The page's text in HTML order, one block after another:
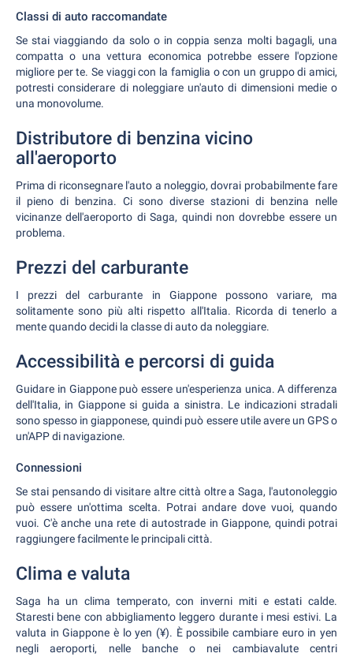
Classi di auto raccomandate
Se stai viaggiando da solo o in coppia senza molti bagagli, una
compatta o una vettura economica potrebbe essere l'opzione
migliore per te. Se viaggi con la famiglia o con un gruppo di amici,
potresti considerare di noleggiare un'auto di dimensioni medie o
una monovolume.
Distributore di benzina vicino
all'aeroporto
Prima di riconsegnare l'auto a noleggio, dovrai probabilmente fare
il pieno di benzina. Ci sono diverse stazioni di benzina nelle
vicinanze dell'aeroporto di Saga, quindi non dovrebbe essere un
problema.
Prezzi del carburante
I prezzi del carburante in Giappone possono variare, ma
solitamente sono più alti rispetto all'Italia. Ricorda di tenerlo a
mente quando decidi la classe di auto da noleggiare.
Accessibilità e percorsi di guida
Guidare in Giappone può essere un'esperienza unica. A differenza
dell'Italia, in Giappone si guida a sinistra. Le indicazioni stradali
sono spesso in giapponese, quindi può essere utile avere un GPS o
un'APP di navigazione.
Connessioni
Se stai pensando di visitare altre città oltre a Saga, l'autonoleggio
può essere un'ottima scelta. Potrai andare dove vuoi, quando
vuoi. C'è anche una rete di autostrade in Giappone, quindi potrai
raggiungere facilmente le principali città.
Clima e valuta
Saga ha un clima temperato, con inverni miti e estati calde.
Staresti bene con abbigliamento leggero durante i mesi estivi. La
valuta in Giappone è lo yen (¥). È possibile cambiare euro in yen
negli aeroporti, nelle banche o nei cambiavalute centri